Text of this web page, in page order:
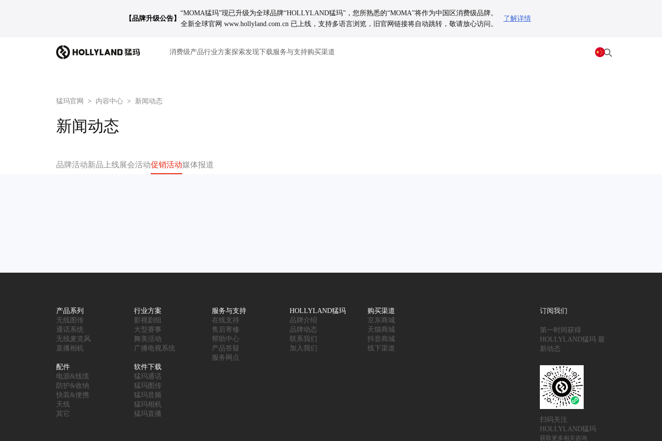
【品牌升级公告】
“MOMA猛玛”现已升级为全球品牌“HOLLYLAND猛玛”，您所熟悉的“MOMA”将作为中国区消费级品牌。
全新全球官网 www.hollyland.com.cn 已上线，支持多语言浏览，旧官网链接将自动跳转，敬请放心访问。
了解详情
消费级产品行业方案探索发现下载服务与支持购买渠道
猛玛官网 内容中心 新闻动态
新闻动态
品牌活动新品上线展会活动促销活动媒体报道
产品系列
无线图传
通话系统
无线麦克风
直播相机
行业方案
影视剧组
大型赛事
舞美活动
广播电视系统
服务与支持
在线支持
售后寄修
帮助中心
产品答疑
服务网点
HOLLYLAND猛玛
品牌介绍
品牌动态
联系我们
加入我们
购买渠道
京东商城
天猫商城
抖音商城
线下渠道
配件
电源&线缆
防护&收纳
快装&便携
天线
其它
软件下载
猛玛通话
猛玛图传
猛玛音频
猛玛相机
猛玛直播
订阅我们
第一时间获得
HOLLYLAND猛玛 最
新动态
扫码关注
HOLLYLAND猛玛
获取更多相关咨询